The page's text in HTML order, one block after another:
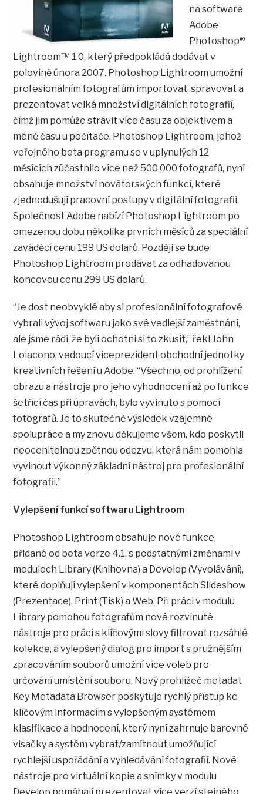
na software
Adobe
Photoshop®
Lightroom™ 1.0, který předpokládá dodávat v
polovině února 2007. Photoshop Lightroom umožní
profesionálním fotografům importovat, spravovat a
prezentovat velká množství digitálních fotografií,
čímž jim pomůže strávit více času za objektivem a
méně času u počítače. Photoshop Lightroom, jehož
veřejného beta programu se v uplynulých 12
měsících zúčastnilo více než 500 000 fotografů, nyní
obsahuje množství novátorských funkcí, které
zjednodušují pracovní postupy v digitální fotografii.
Společnost Adobe nabízí Photoshop Lightroom po
omezenou dobu několika prvních měsíců za speciální
zaváděcí cenu 199 US dolarů. Později se bude
Photoshop Lightroom prodávat za odhadovanou
koncovou cenu 299 US dolarů.
“Je dost neobvyklé aby si profesionální fotografové
vybrali vývoj softwaru jako své vedlejší zaměstnání,
ale jsme rádi, že byli ochotni si to zkusit,” řekl John
Loiacono, vedoucí viceprezident obchodní jednotky
kreativních řešení u Adobe. “Všechno, od prohlížení
obrazu a nástroje pro jeho vyhodnocení až po funkce
šetřící čas při úpravách, bylo vyvinuto s pomocí
fotografů. Je to skutečně výsledek vzájemné
spolupráce a my znovu děkujeme všem, kdo poskytli
neocenitelnou zpětnou odezvu, která nám pomohla
vyvinout výkonný základní nástroj pro profesionální
fotografii.”
Vylepšení funkcí softwaru Lightroom
Photoshop Lightroom obsahuje nové funkce,
přidané od beta verze 4.1, s podstatnými změnami v
modulech Library (Knihovna) a Develop (Vyvolávání),
které doplňují vylepšení v komponentách Slideshow
(Prezentace), Print (Tisk) a Web. Při práci v modulu
Library pomohou fotografům nové rozvinuté
nástroje pro práci s klíčovými slovy filtrovat rozsáhlé
kolekce, a vylepšený dialog pro import s pružnějším
zpracováním souborů umožní více voleb pro
určování umístění souboru. Nový prohlížeč metadat
Key Metadata Browser poskytuje rychlý přístup ke
klíčovým informacím s vylepšeným systémem
klasifikace a hodnocení, který nyní zahrnuje barevné
visačky a systém vybrat/zamítnout umožňující
rychlejší uspořádání a vyhledávání fotografií. Nové
nástroje pro virtuální kopie a snímky v modulu